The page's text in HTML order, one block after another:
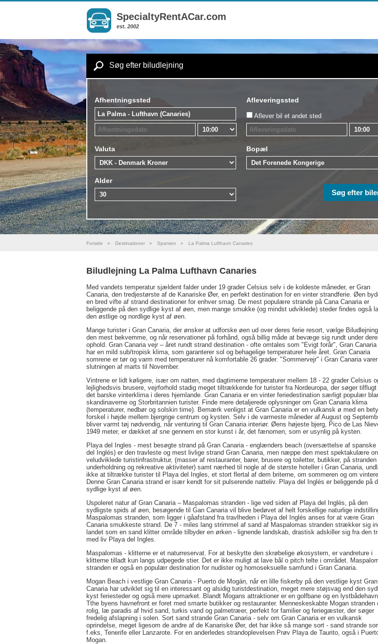
SpecialtyRentACar.com
est. 2002
Søg efter biludlejning
Afhentningssted Afleveringssted
Aflever bil et andet sted
Valuta Bopæl
Alder
Forside » Destinationer » Spanien » La Palma Lufthavn Canaries
Biludlejning La Palma Lufthavn Canaries
Med vandets temperatur sjældent falder under 19 grader Celsius selv i de koldeste måneder, er Gran
Canaria, den tredjestørste af de Kanariske Øer, en perfekt destination for en vinter strandferie. Øen
en bred vifte af strand destinationer for enhver smag. De mest populære strande på Cana Canaria er
beliggende på den sydlige kyst af øen, men mange smukke (og mindst udviklede) steder findes også
den østlige og nordlige kyst af øen.
Mange turister i Gran Canaria, der ønsker at udforske øen ud over deres ferie resort, vælge
den mest bekvemme, og når reservationer på forhånd, også billig måde at bevæge sig rundt under
ophold. Gran Canaria vejr – året rundt strand destination - ofte omtales som "Evigt forår", Gran
har en mild sub/tropisk klima, som garanterer sol og behagelige temperaturer hele året. Gran Canaria
somrene er tør og varm med temperaturer nå komfortable 26 grader. "Sommervejr" i Gran Canaria
slutningen af marts til November.
Vintrene er lidt køligere, især om natten, med dagtimerne temperaturer mellem 18 - 22 grader Celsius
lejlighedsvis brusere, vejrforhold stadig meget tiltrækkende for turister fra Nordeuropa, der søger tilflugt
det barske vinterklima i deres hjemlande. Gran Canaria er en vinter feriedestination særligt populær
skandinaverne og Storbritannien turister. Finde mere detaljerede oplysninger om Gran Canaria klima
(temperaturer, nedbør og solskin time). Bemærk venligst at Gran Canaria er en vulkansk ø med en
forskel i højde mellem bjergrige centrum og kysten. Selv i de varmeste måneder af August og
bliver varmt tøj nødvendig, når venturing til Gran Canaria interiør. Øens højeste bjerg, Pico de Las
1949 meter, er dækket af sne gennem en stor kunst i år, det fænomen, som er usynlig på kysten.
Playa del Ingles - mest besøgte strand på Gran Canaria - englænders beach (oversættelse af spanske
del Inglés) er den travleste og mest livlige strand Gran Canaria, men næppe den mest spektakulære
veludviklede turistinfrastruktur, (masser af restauranter, barer, brusere og toiletter, butikker, på stranden
underholdning og rekreative aktiviteter) samt nærhed til nogle af de største hoteller i Gran Canaria,
ikke at tiltrække turister til Playa del Ingles, et stort flertal af dem briterne, om sommeren og om
Denne Gran Canaria strand er især kendt for sit pulserende natteliv. Playa del Inglés er beliggende på
sydlige kyst af øen.
Uspoleret natur af Gran Canaria – Maspalomas stranden - lige ved siden af Playa del Inglés, på den
sydligste spids af øen, besøgende til Gan Canaria vil blive bedøvet af helt forskellige naturlige
Maspalomas stranden, som ligger i gåafstand fra travlheden i Playa del Inglés anses for at være Gran
Canaria smukkeste strand. De 7 - miles lang strimmel af sand af Maspalomas stranden strækker sig
landet som en sand klitter område tilbyder en ørken - lignende landskab, drastisk adskiller sig fra den
med liv Playa del Ingles.
Maspalomas - klitterne er et naturreservat. For at beskytte den skrøbelige økosystem, er vandreture i
klitterne tilladt kun langs udpegede stier. Det er ikke muligt at lave bål o pitch telte i området.
stranden er også en populær destination for nudister og homoseksuelle samfund i Gran Canaria.
Mogan Beach i vestlige Gran Canaria - Puerto de Mogán, når en lille fiskerby på den vestlige kyst Gran
Canaria har udviklet sig til en interessant og alsidig turistdestination, meget mere støjsvag end den
kyst feriesteder og også mere upmarket. Blandt Mogans attraktioner er en golfbane og en lystbådehavn.
Tthe byens havnefront er foret med smarte butikker og restauranter. Menneskeskabte Mogan stranden
rolig, læ paradis af hvid sand, turkis vand og palmetræer, perfekt for familier og feriegæster, der søger
fredelig afslapning i solen. Sort sand strande Gran Canaria - selv om Gran Canaria er en vulkansk
oprindelse, meget ligesom de andre af de Kanariske Øer, det har ikke så mange sort - sand strande
f.eks, Tenerife eller Lanzarote. For en anderledes strandoplevelsen Prøv Playa de Taurito, også i
Mogan.